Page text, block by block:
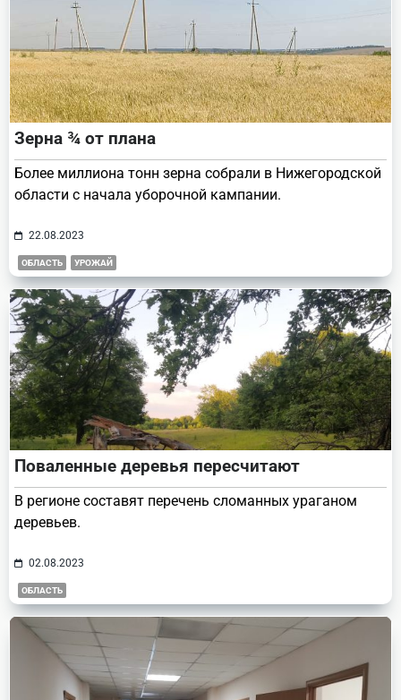
Зерна ¾ от плана
Более миллиона тонн зерна собрали в Нижегородской
области с начала уборочной кампании.
22.08.2023
ОБЛАСТЬ УРОЖАЙ
Поваленные деревья пересчитают
В регионе составят перечень сломанных ураганом
деревьев.
02.08.2023
ОБЛАСТЬ